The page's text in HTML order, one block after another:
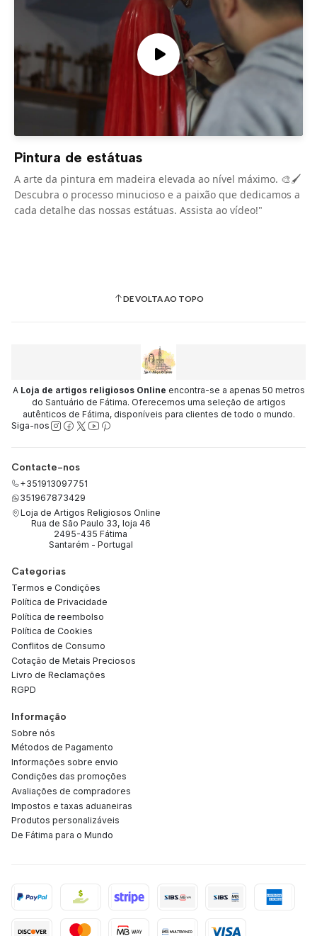
Pintura de estátuas
A arte da pintura em madeira elevada ao nível máximo. 🎨🖌️
Descubra o processo minucioso e a paixão que dedicamos a
cada detalhe das nossas estátuas. Assista ao vídeo!"
DE VOLTA AO TOPO
A Loja de artigos religiosos Online encontra-se a apenas 50 metros
do Santuário de Fátima. Oferecemos uma seleção de artigos
autênticos de Fátima, disponíveis para clientes de todo o mundo.
Siga-nos
Contacte-nos
+351913097751
351967873429
Loja de Artigos Religiosos Online
Rua de São Paulo 33, loja 46
2495-435 Fátima
Santarém - Portugal
Categorias
Termos e Condições
Política de Privacidade
Política de reembolso
Política de Cookies
Conflitos de Consumo
Cotação de Metais Preciosos
Livro de Reclamações
RGPD
Informação
Sobre nós
Métodos de Pagamento
Informações sobre envio
Condições das promoções
Avaliações de compradores
Impostos e taxas aduaneiras
Produtos personalizáveis
De Fátima para o Mundo